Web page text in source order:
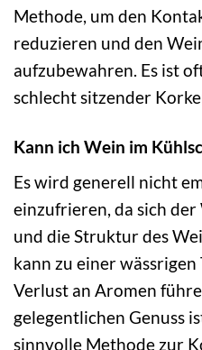
Methode, um den
reduzieren und den
aufzubewahren. Es ist
schlecht sitzender
Kann ich Wein im
Es wird generell nicht
einzufrieren, da sich
und die Struktur des
kann zu einer
Verlust an Aromen
gelegentlichen Genuss
sinnvolle Methode zur